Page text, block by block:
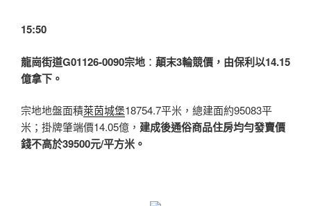
15:50
龍崗街道G01126-0090宗地 ： 顛末3輪競價，由保利以14.15
億拿下。
宗地地盤面積萊茵城堡18754.7平米，總建面約95083平
米；掛牌肇端價14.05億， 建成後通俗商品住房均勻發賣價
錢不高於39500元/平方米。